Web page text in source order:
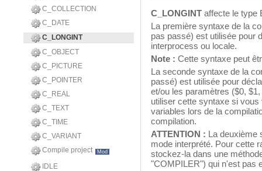
C_COLLECTION
C_DATE
C_LONGINT
C_OBJECT
C_PICTURE
C_POINTER
C_REAL
C_TEXT
C_TIME
C_VARIANT
Compile project
Mod
IDLE
C_LONGINT affecte le type
La première syntaxe de la
pas passé) est utilisée pour
interprocess ou locale.
Note : Cette syntaxe peut
La seconde syntaxe de la
passé) est utilisée pour
et/ou les paramètres ($0,
utiliser cette syntaxe si
variables lors de la
compilation.
ATTENTION : La deuxième
mode interprété. Pour cette
stockez-la dans une
"COMPILER") qui n'est pas